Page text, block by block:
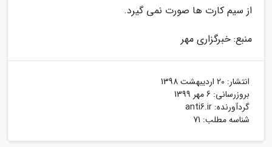
از سیم کارت ها صورت نمی گیرد.
منبع: خبرگزاری مهر
انتشار: 20 اردیبهشت 1398
بروزرسانی: 6 مهر 1399
گردآورنده: anti6.ir
شناسه مطلب: 71